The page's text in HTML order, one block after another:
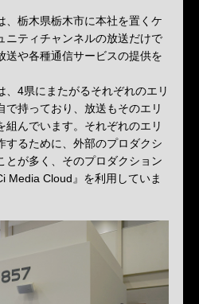
、栃木県栃木市に本社を置くケ
ニティチャンネルの放送だけで
送や各種通信サービスの提供を
、4県にまたがるそれぞれのエリ
で持っており、放送もそのエリ
組んでいます。それぞれのエリ
するために、外部のプロダクシ
とが多く、そのプロダクション
Media Cloud』を利用していま